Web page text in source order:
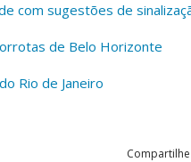
com sugestões de
de Belo Horizonte
Rio de Janeiro
Compartilhe